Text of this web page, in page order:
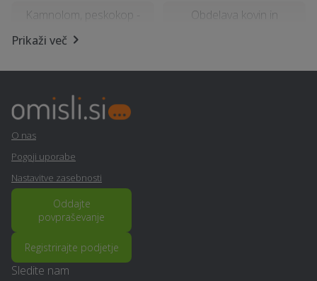
Kamnolom, peskokop -
Obdelava kovin in
Vrtna lopa, hiška, uta - Ziri
Virtualna in obogatena
resničnost (VR - AR) - Ziri
Razrez cistern in čiščenje
Prikaži več
O nas
Pogoji uporabe
Nastavitve zasebnosti
Oddajte
povpraševanje
Registrirajte podjetje
Sledite nam